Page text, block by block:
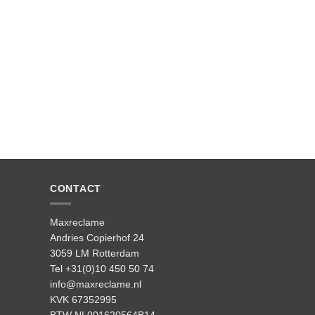
CONTACT
Maxreclame
Andries Copierhof 24
3059 LM Rotterdam
Tel +31(0)10 450 50 74
info@maxreclame.nl
KVK 67352995